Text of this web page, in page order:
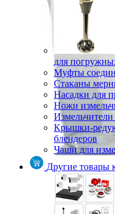
для
Муфты
Стаканы
Насадки для
Ножи
Крышки-
блендеров
Чаши для
Другие товары